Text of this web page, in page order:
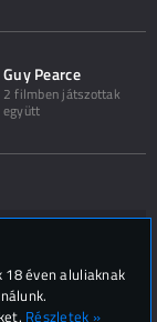
Guy Pearce
2 filmben játszottak
együtt
éven aluliaknak
Részletek »